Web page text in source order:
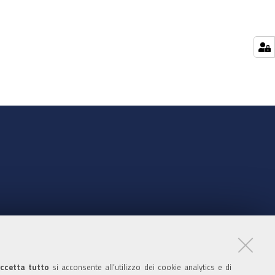
tutto si acconsente all’utilizzo dei cookie analytics e di